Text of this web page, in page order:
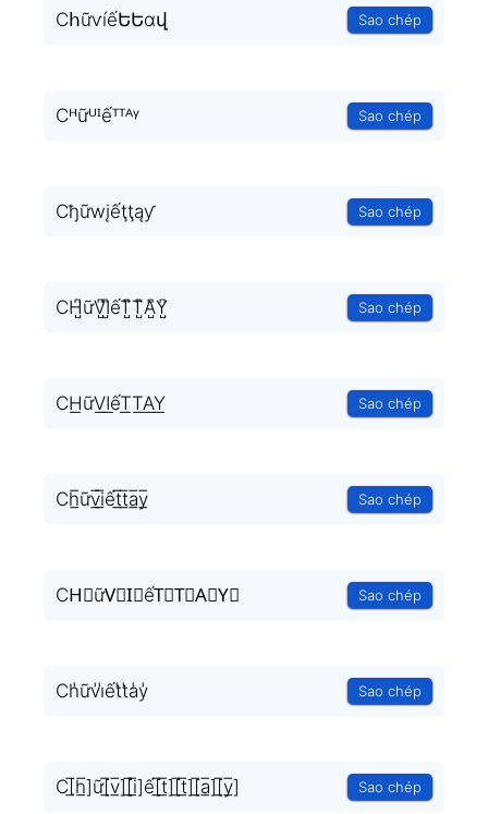
CհữѵíếԵԵɑվ Sao chép
Cᴴữᵁᴵếᵀᵀᴬᵞ Sao chép
Cђữwįếţţąƴ Sao chép
CH̺͆ữV̺͆I̺͆ếT̺͆T̺͆A̺͆Y̺͆ Sao chép
CH͟ữV͟I͟ếT͟T͟A͟Y͟ Sao chép
Ch̲̅ữv̲̅i̲̅ết̲̅t̲̅a̲̅y̲̅ Sao chép
CH⃣ữV⃣I⃣ếT⃣T⃣A⃣Y⃣ Sao chép
Ch̾ữv̾i̾ết̾t̾a̾y̾ Sao chép
C[̲̅h̲̅]ữ[̲̅v̲̅][̲̅i̲̅]ế[̲̅t̲̅][̲̅t̲̅][̲̅a̲̅][̲̅y̲̅] Sao chép